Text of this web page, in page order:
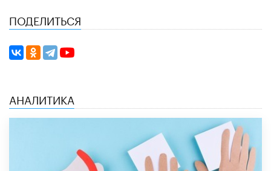
ПОДЕЛИТЬСЯ
АНАЛИТИКА